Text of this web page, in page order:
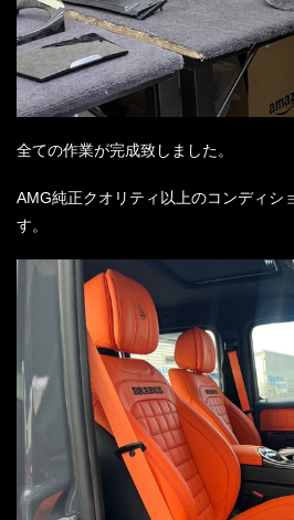
全ての作業が完成致しました。
AMG純正クオリティ以上のコンディシ
す。